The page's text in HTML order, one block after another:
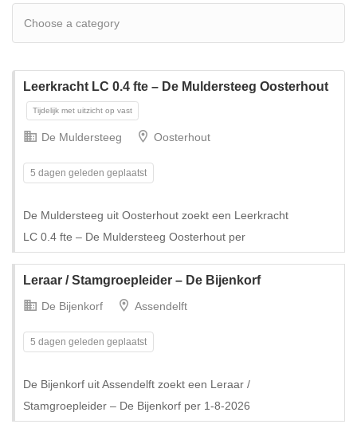
Leerkracht LC 0.4 fte – De Muldersteeg Oosterhout
De Muldersteeg Oosterhout
5 dagen geleden geplaatst
De Muldersteeg uit Oosterhout zoekt een Leerkracht
LC 0.4 fte – De Muldersteeg Oosterhout per
Leraar / Stamgroepleider – De Bijenkorf
De Bijenkorf Assendelft
5 dagen geleden geplaatst
De Bijenkorf uit Assendelft zoekt een Leraar /
Stamgroepleider – De Bijenkorf per 1-8-2026